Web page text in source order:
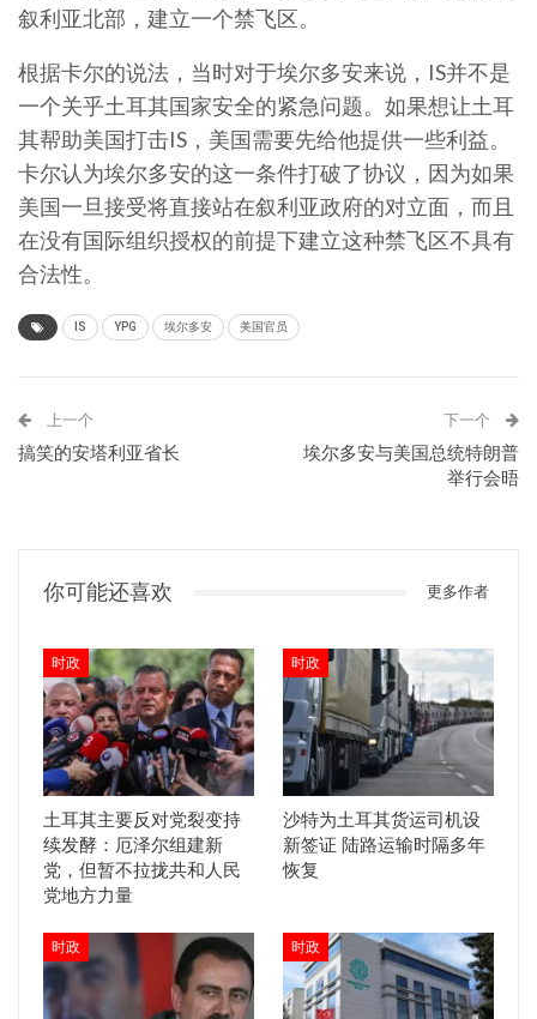
叙利亚北部，建立一个禁飞区。
根据卡尔的说法，当时对于埃尔多安来说，IS并不是
一个关乎土耳其国家安全的紧急问题。如果想让土耳
其帮助美国打击IS，美国需要先给他提供一些利益。
卡尔认为埃尔多安的这一条件打破了协议，因为如果
美国一旦接受将直接站在叙利亚政府的对立面，而且
在没有国际组织授权的前提下建立这种禁飞区不具有
合法性。
IS YPG 埃尔多安 美国官员
上一个
搞笑的安塔利亚省长
下一个
埃尔多安与美国总统特朗普
举行会晤
你可能还喜欢 更多作者
时政
土耳其主要反对党裂变持
续发酵：厄泽尔组建新
党，但暂不拉拢共和人民
党地方力量
时政
沙特为土耳其货运司机设
新签证 陆路运输时隔多年
恢复
时政 时政